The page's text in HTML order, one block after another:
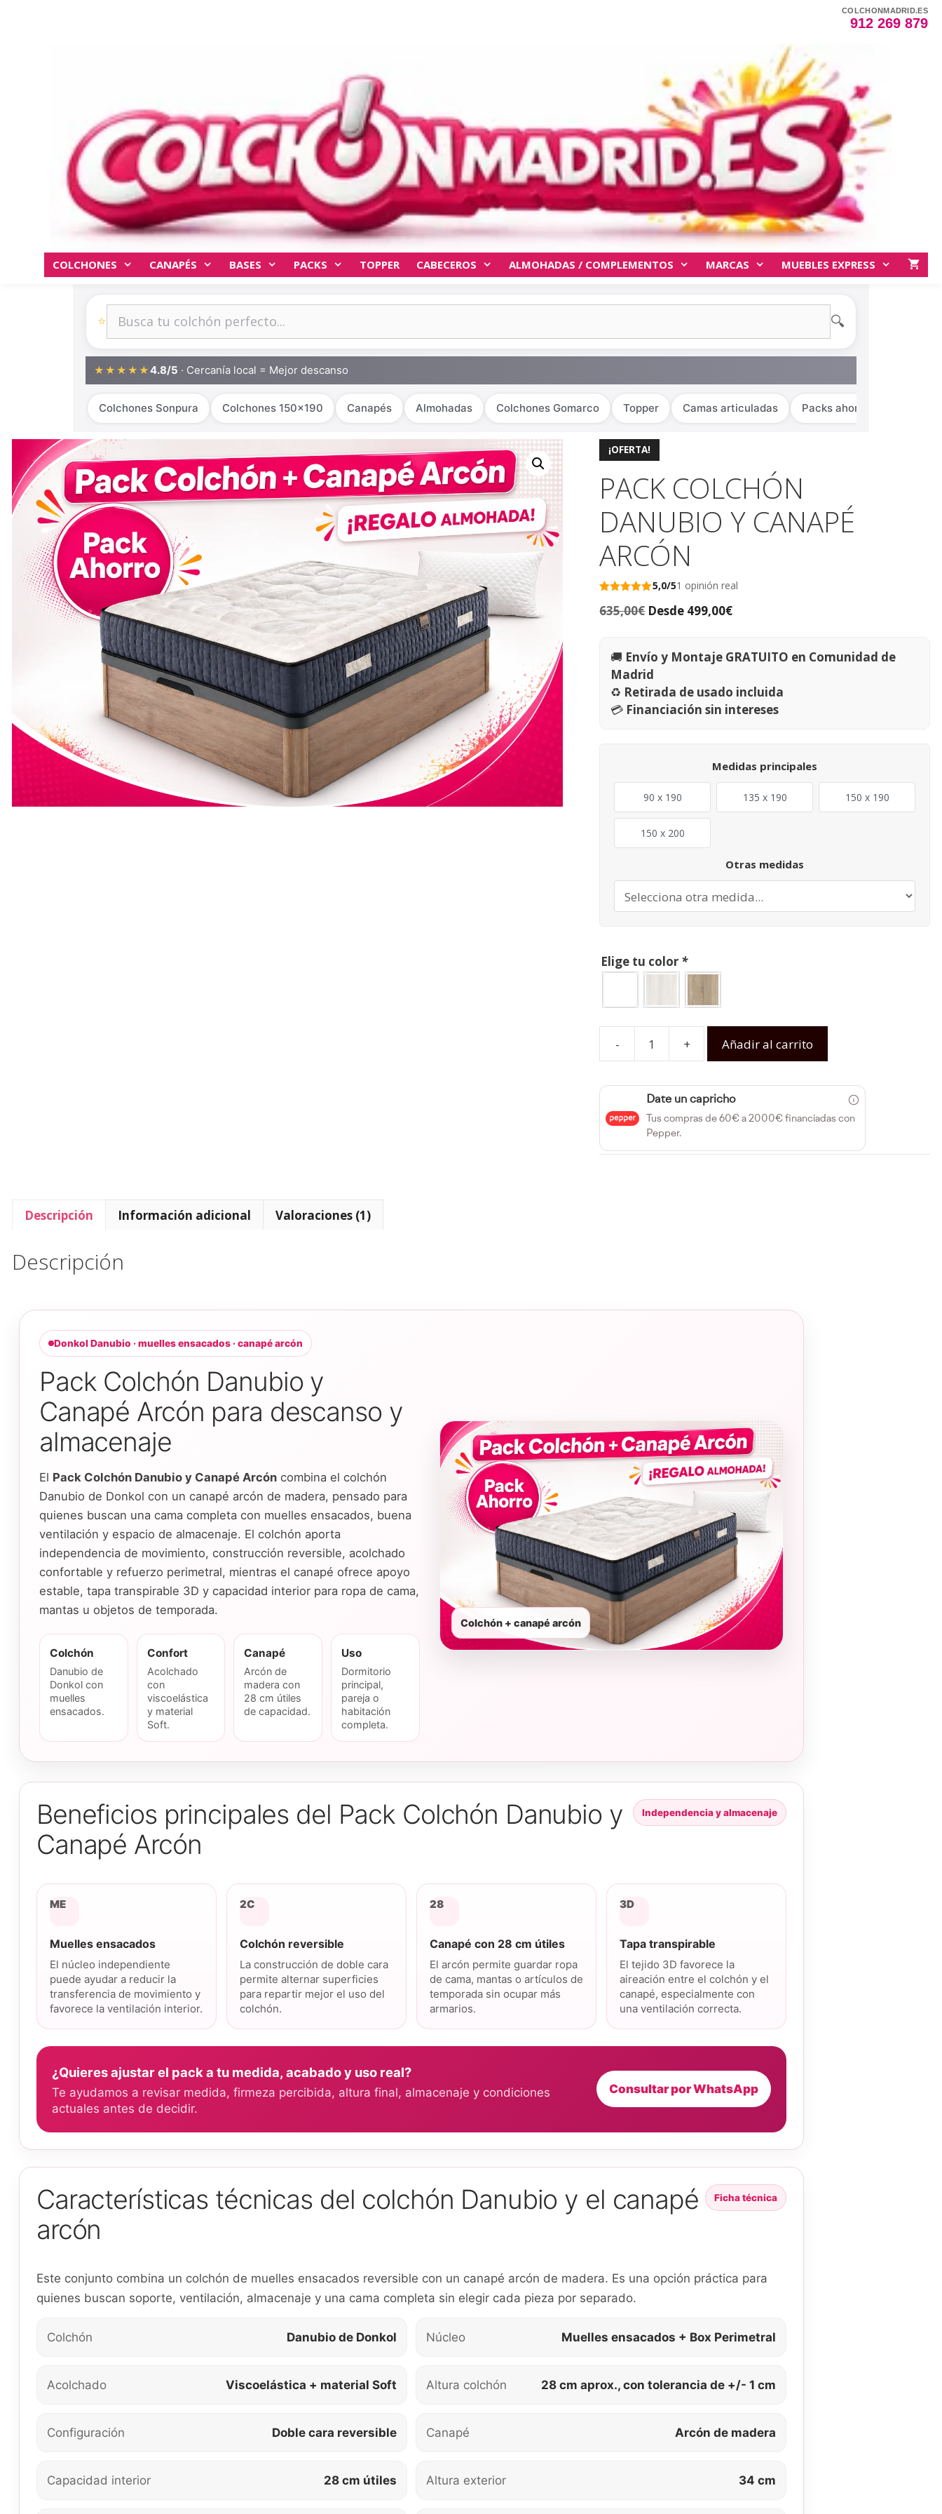
COLCHONMADRID.ES
912 269 879
COLCHONES CANAPÉS BASES PACKS TOPPER CABECEROS ALMOHADAS / COMPLEMENTOS MARCAS MUEBLES EXPRESS
⭐ 🔍
★★★★★4.8/5 · Cercanía local = Mejor descanso
Colchones Sonpura Colchones 150x190 Canapés Almohadas Colchones Gomarco Topper Camas articuladas Packs ahorro
¡OFERTA!
PACK COLCHÓN
DANUBIO Y CANAPÉ
ARCÓN
5,0/51 opinión real
635,00€ Desde 499,00€
🚚 Envío y Montaje GRATUITO en Comunidad de
Madrid
♻️ Retirada de usado incluida
💳 Financiación sin intereses
Medidas principales
90 x 190 135 x 190 150 x 190
150 x 200
Otras medidas
Elige tu color *
- + Añadir al carrito
Date un capricho
Tus compras de 60€ a 2000€ financiadas con
Pepper.
Descripción Información adicional Valoraciones (1)
Descripción
Donkol Danubio · muelles ensacados · canapé arcón
Pack Colchón Danubio y
Canapé Arcón para descanso y
almacenaje
El Pack Colchón Danubio y Canapé Arcón combina el colchón
Danubio de Donkol con un canapé arcón de madera, pensado para
quienes buscan una cama completa con muelles ensacados, buena
ventilación y espacio de almacenaje. El colchón aporta
independencia de movimiento, construcción reversible, acolchado
confortable y refuerzo perimetral, mientras el canapé ofrece apoyo
estable, tapa transpirable 3D y capacidad interior para ropa de cama,
mantas u objetos de temporada.
Colchón
Danubio de
Donkol con
muelles
ensacados.
Confort
Acolchado
con
viscoelástica
y material
Soft.
Canapé
Arcón de
madera con
28 cm útiles
de capacidad.
Uso
Dormitorio
principal,
pareja o
habitación
completa.
Colchón + canapé arcón
Beneficios principales del Pack Colchón Danubio y
Canapé Arcón
Independencia y almacenaje
ME
Muelles ensacados
El núcleo independiente
puede ayudar a reducir la
transferencia de movimiento y
favorece la ventilación interior.
2C
Colchón reversible
La construcción de doble cara
permite alternar superficies
para repartir mejor el uso del
colchón.
28
Canapé con 28 cm útiles
El arcón permite guardar ropa
de cama, mantas o artículos de
temporada sin ocupar más
armarios.
3D
Tapa transpirable
El tejido 3D favorece la
aireación entre el colchón y el
canapé, especialmente con
una ventilación correcta.
¿Quieres ajustar el pack a tu medida, acabado y uso real?
Te ayudamos a revisar medida, firmeza percibida, altura final, almacenaje y condiciones
actuales antes de decidir.
Consultar por WhatsApp
Características técnicas del colchón Danubio y el canapé
arcón
Ficha técnica
Este conjunto combina un colchón de muelles ensacados reversible con un canapé arcón de madera. Es una opción práctica para
quienes buscan soporte, ventilación, almacenaje y una cama completa sin elegir cada pieza por separado.
Colchón Danubio de Donkol Núcleo Muelles ensacados + Box Perimetral
Acolchado Viscoelástica + material Soft Altura colchón 28 cm aprox., con tolerancia de +/- 1 cm
Configuración Doble cara reversible Canapé Arcón de madera
Capacidad interior 28 cm útiles Altura exterior 34 cm